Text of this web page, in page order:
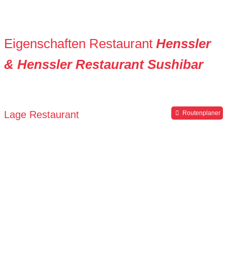
Eigenschaften Restaurant Henssler
& Henssler Restaurant Sushibar
Lage Restaurant Routenplaner